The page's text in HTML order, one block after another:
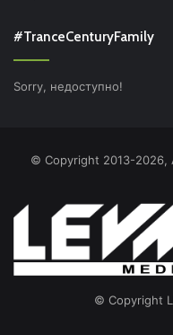
#TranceCenturyFamily
Sorry, недоступно!
© Copyright 2013-2026,
© Copyright